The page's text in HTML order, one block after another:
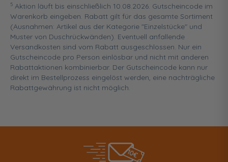
5 Aktion läuft bis einschließlich 10.08.2026. Gutscheincode im
Warenkorb eingeben. Rabatt gilt für das gesamte Sortiment
(Ausnahmen: Artikel aus der Kategorie "Einzelstücke" und
Muster von Duschrückwänden). Eventuell anfallende
Versandkosten sind vom Rabatt ausgeschlossen. Nur ein
Gutscheincode pro Person einlösbar und nicht mit anderen
Rabattaktionen kombinierbar. Der Gutscheincode kann nur
direkt im Bestellprozess eingelöst werden, eine nachträgliche
Rabattgewährung ist nicht möglich.